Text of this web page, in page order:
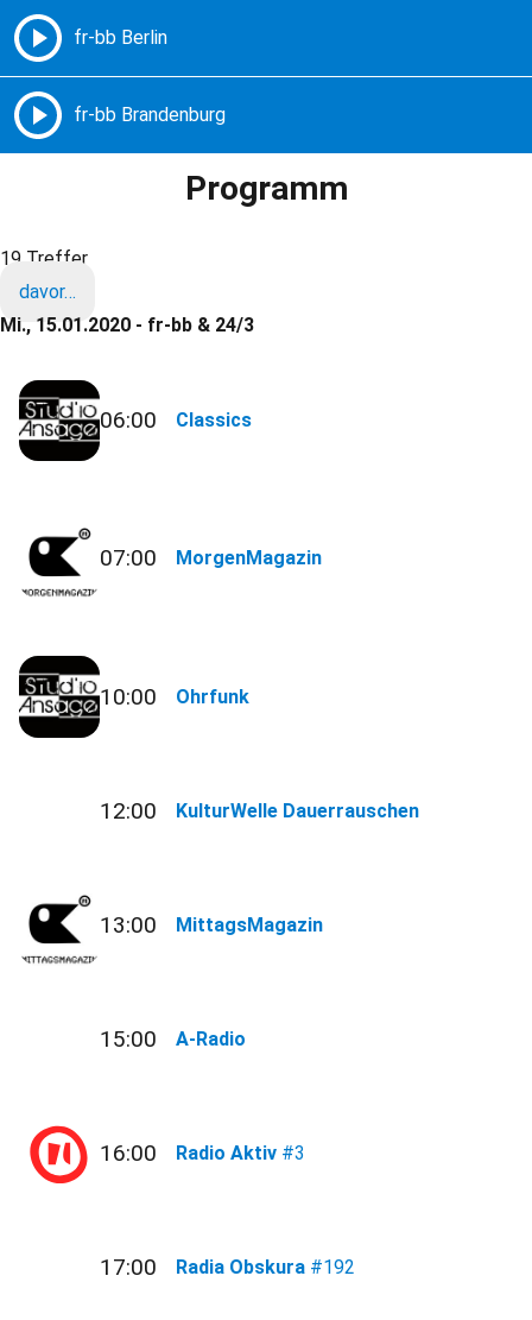
Freie Radios – Berlin Brandenburg
Programm
19 Treffer
davor…
Mi., 15.01.2020 - fr-bb & 24/3
06:00 Classics
07:00 MorgenMagazin
10:00 Ohrfunk
12:00 KulturWelle Dauerrauschen
13:00 MittagsMagazin
15:00 A-Radio
16:00 Radio Aktiv #3
17:00 Radia Obskura #192